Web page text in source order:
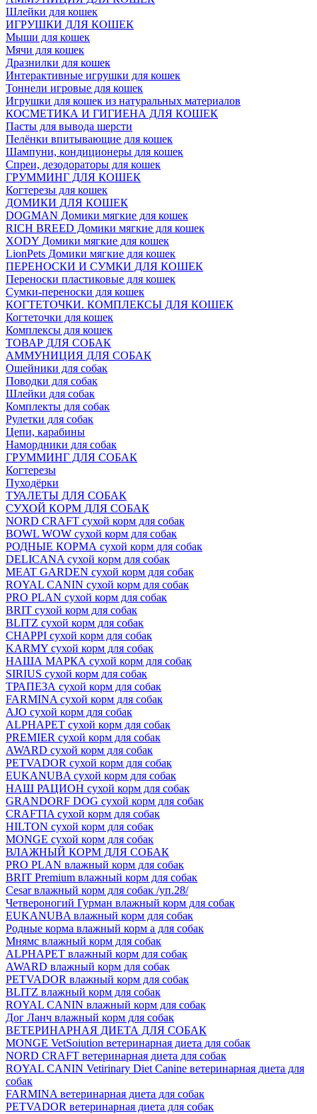
Шлейки для кошек
ИГРУШКИ ДЛЯ КОШЕК
Мыши для кошек
Мячи для кошек
Дразнилки для кошек
Интерактивные игрушки для кошек
Тоннели игровые для кошек
Игрушки для кошек из натуральных материалов
КОСМЕТИКА И ГИГИЕНА ДЛЯ КОШЕК
Пасты для вывода шерсти
Пелёнки впитывающие для кошек
Шампуни, кондиционеры для кошек
Спреи, дезодораторы для кошек
ГРУММИНГ ДЛЯ КОШЕК
Когтерезы для кошек
ДОМИКИ ДЛЯ КОШЕК
DOGMAN Домики мягкие для кошек
RICH BREED Домики мягкие для кошек
XODY Домики мягкие для кошек
LionPets Домики мягкие для кошек
ПЕРЕНОСКИ И СУМКИ ДЛЯ КОШЕК
Переноски пластиковые для кошек
Сумки-переноски для кошек
КОГТЕТОЧКИ. КОМПЛЕКСЫ ДЛЯ КОШЕК
Когтеточки для кошек
Комплексы для кошек
ТОВАР ДЛЯ СОБАК
АММУНИЦИЯ ДЛЯ СОБАК
Ошейники для собак
Поводки для собак
Шлейки для собак
Комплекты для собак
Рулетки для собак
Цепи, карабины
Намордники для собак
ГРУММИНГ ДЛЯ СОБАК
Когтерезы
Пуходёрки
ТУАЛЕТЫ ДЛЯ СОБАК
СУХОЙ КОРМ ДЛЯ СОБАК
NORD CRAFT сухой корм для собак
BOWL WOW сухой корм для собак
РОДНЫЕ КОРМА сухой корм для собак
DELICANA сухой корм для собак
MEAT GARDEN сухой корм для собак
ROYAL CANIN сухой корм для собак
PRO PLAN сухой корм для собак
BRIT сухой корм для собак
BLITZ сухой корм для собак
CHAPPI сухой корм для собак
KARMY сухой корм для собак
НАША МАРКА сухой корм для собак
SIRIUS сухой корм для собак
ТРАПЕЗА сухой корм для собак
FARMINA сухой корм для собак
AJO сухой корм для собак
ALPHAPET сухой корм для собак
PREMIER сухой корм для собак
AWARD сухой корм для собак
PETVADOR сухой корм для собак
EUKANUBA сухой корм для собак
НАШ РАЦИОН сухой корм для собак
GRANDORF DOG сухой корм для собак
CRAFTIA сухой корм для собак
HILTON сухой корм для собак
MONGE сухой корм для собак
ВЛАЖНЫЙ КОРМ ДЛЯ СОБАК
PRO PLAN влажный корм для собак
BRIT Premium влажный корм для собак
Cesar влажный корм для собак /уп.28/
Четвероногий Гурман влажный корм для собак
EUKANUBA влажный корм для собак
Родные корма влажный корм а для собак
Мнямс влажный корм для собак
ALPHAPET влажный корм для собак
AWARD влажный корм для собак
PETVADOR влажный корм для собак
BLITZ влажный корм для собак
ROYAL CANIN влажный корм для собак
Дог Ланч влажный корм для собак
ВЕТЕРИНАРНАЯ ДИЕТА ДЛЯ СОБАК
MONGE VetSoiution ветеринарная диета для собак
NORD CRAFT ветеринарная диета для собак
ROYAL CANIN Vetirinary Diet Canine ветеринарная диета для
собак
FARMINA ветеринарная диета для собак
PETVADOR ветеринарная диета для собак